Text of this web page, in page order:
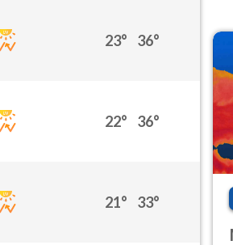
23° 36°
22° 36°
21° 33°